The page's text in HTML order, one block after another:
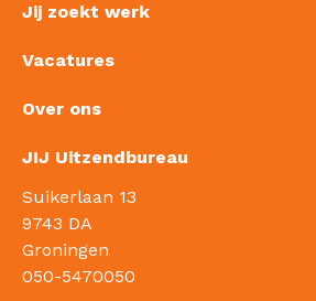
Jij zoekt werk
Vacatures
Over ons
JIJ Uitzendbureau
Suikerlaan 13
9743 DA
Groningen
050-5470050